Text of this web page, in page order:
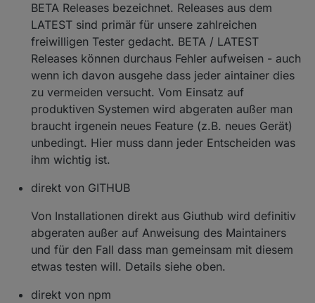
BETA Releases bezeichnet. Releases aus dem
LATEST sind primär für unsere zahlreichen
freiwilligen Tester gedacht. BETA / LATEST
Releases können durchaus Fehler aufweisen - auch
wenn ich davon ausgehe dass jeder aintainer dies
zu vermeiden versucht. Vom Einsatz auf
produktiven Systemen wird abgeraten außer man
braucht irgenein neues Feature (z.B. neues Gerät)
unbedingt. Hier muss dann jeder Entscheiden was
ihm wichtig ist.
direkt von GITHUB
Von Installationen direkt aus Giuthub wird definitiv
abgeraten außer auf Anweisung des Maintainers
und für den Fall dass man gemeinsam mit diesem
etwas testen will. Details siehe oben.
direkt von npm